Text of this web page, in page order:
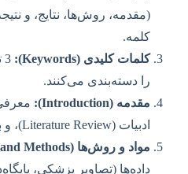
کلمه.
کلمات کلیدی (Keywords):
را دسته‌بندی می‌کنند.
مقدمه (Introduction):
ادبیات (Literature Review)، و بیان هدف و نوآوری مقاله.
مواد و روش‌ها (Materials and Methods):
داده‌ها (تصاویر پزشکی،